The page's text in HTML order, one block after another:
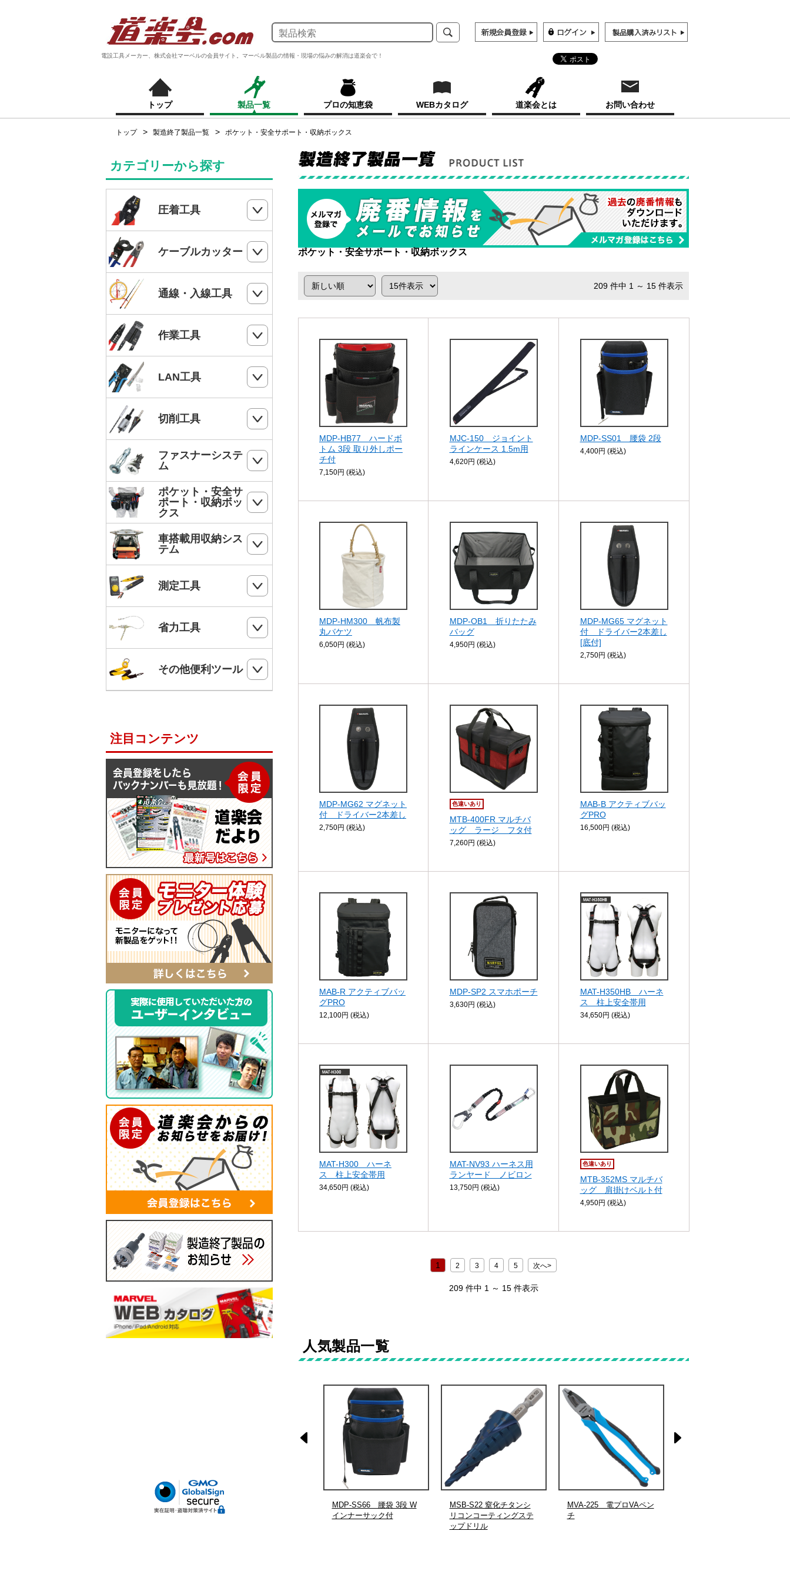
電設工具メーカー、株式会社マーベルの会員サイト。マーベル製品の情報・現場の悩みの解消は道楽会で！
トップ 製品一覧 プロの知恵袋 WEBカタログ 道楽会とは お問い合わせ
トップ 製造終了製品一覧 ポケット・安全サポート・収納ボックス
ポケット・安全サポート・収納ボックス
209 件中 1 ～ 15 件表示
MDP-HB77 ハードボ
トム 3段 取り外しポー
チ付
7,150円 (税込)
MJC-150 ジョイント
ラインケース 1.5m用
4,620円 (税込)
MDP-SS01 腰袋 2段
4,400円 (税込)
MDP-HM300 帆布製
丸バケツ
6,050円 (税込)
MDP-OB1 折りたたみ
バッグ
4,950円 (税込)
MDP-MG65 マグネット
付 ドライバー2本差し
[底付]
2,750円 (税込)
MDP-MG62 マグネット
付 ドライバー2本差し
2,750円 (税込)
色違いあり
MTB-400FR マルチバ
ッグ ラージ フタ付
7,260円 (税込)
MAB-B アクティブバッ
グPRO
16,500円 (税込)
MAB-R アクティブバッ
グPRO
12,100円 (税込)
MDP-SP2 スマホポーチ
3,630円 (税込)
MAT-H350HB ハーネ
ス 柱上安全帯用
34,650円 (税込)
MAT-H300 ハーネ
ス 柱上安全帯用
34,650円 (税込)
MAT-NV93 ハーネス用
ランヤード ノビロン
13,750円 (税込)
色違いあり
MTB-352MS マルチバ
ッグ 肩掛けベルト付
4,950円 (税込)
1 2 3 4 5 次へ>
209 件中 1 ～ 15 件表示
人気製品一覧
MC-040 ケーブルストリ
RD-412 楽ドリボードア
ンカー
MDP-SS66 腰袋 3段 W
インナーサック付
MSB-S22 窒化チタンシ
リコンコーティングステ
ップドリル
MVA-225 電プロVAペン
チ
カテゴリーから探す
圧着工具
ハンドプレス
電気工事士技能試験工具セット
手動油圧圧着工具
MC4端子用圧着工具
フェルール端子 圧着工具
ケーブルカッター
ケーブルカッター
ワイヤーカッター
ハードカッター
通線・入線工具
スネークラインシリーズ
Jetラインシリーズ
通線収納ケース
ジョイントライン
スーパーカーボン
スーパースネーク
スーパーイエロー
バケットランナー
SHランナー
ケーブルキャッチャー
ケーブルグリップ
電線リール・ドラムローラー・ウイン
電動ウインチ用ロープ
スチールワイヤー
F1ライン
よび線グリップ
マイティープーラー
電工ジョイント
作業工具
切断・パンチ
ストリッパー
電工ペンチ
カッター
電工ナイフ
電工レンチ/ダクトレンチハンマー
電気工事用鋏
鋸
ペンチ
ドライバー
ドリルチャック・シャンクアダプター
ラチェットレンチ
ソケットレンチセット
モンキレンチ
自動ポンチ
全ネジレンチ・ソケット
LEDライト
カチッとホルダー
LAN工具
モジュラー圧着工具
LANケーブルストリッパー
モジュラープラグ
モジュラープラグカバー
LANツールキット
パンチダウンツール
切削工具
ドリル
DPドリル
ホールソー
ステップドリル・テーパードリル
ホールソー・ステップドリルセット
油圧フリーパンチ
ビット
ー
ファスナーシステ
ム
コンクリート・ALC用プラグ
ボードリベッター
ボードプラグ
ビス
ケーブルタイ
圧着端子ミニパック
ポケット・安全サ
ポート・収納ボッ
クス
フルハーネス
柱上安全帯用ベルト
幅広柱上安全帯用ベルト
ワークポジショニング用連結ベルト
柱上安全帯用ランヤード
セフティロープ
後付ショルダーベルト
Shuttoシリーズ
SmartShuttoシリーズ
ソフトフィットシリーズ
SmartEdgeシリーズ
ハイクオリティ・レザーシリーズ
レザーシリーズ ナチュラル&ブラック
タイプ
ベルト
αシリーズ
タフロン電工ポケット
ハンマーホルダー
ポケットバッグ
ツールバッグ
帆布シリーズ
現場用ゴミ箱
蛍光灯・モールバッグ
手袋
パーツボックス
電工バケツ
ケーブルタイホルダー
マルチポーチ
小判型ポケット
車搭載用収納シス
テム
フロアーキャビネット
サイドラック
測定工具
検電器・配線チェッカー
メジャー
省力工具
ベルトスリング
その他便利ツール
脚立ソックス
サビ取りスプレー
注目コンテンツ